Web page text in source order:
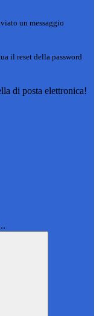
un messaggio
il reset della password
di posta elettronica!